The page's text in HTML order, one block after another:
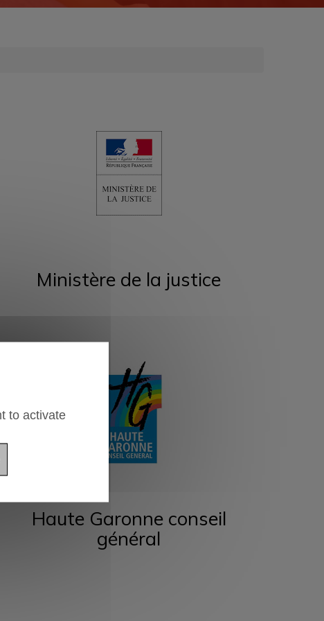
Ministère de la justice
Haute Garonne conseil
général
to activate